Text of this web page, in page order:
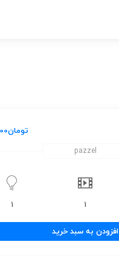
تومان
pazzel
1
1
افزودن به سبد خرید